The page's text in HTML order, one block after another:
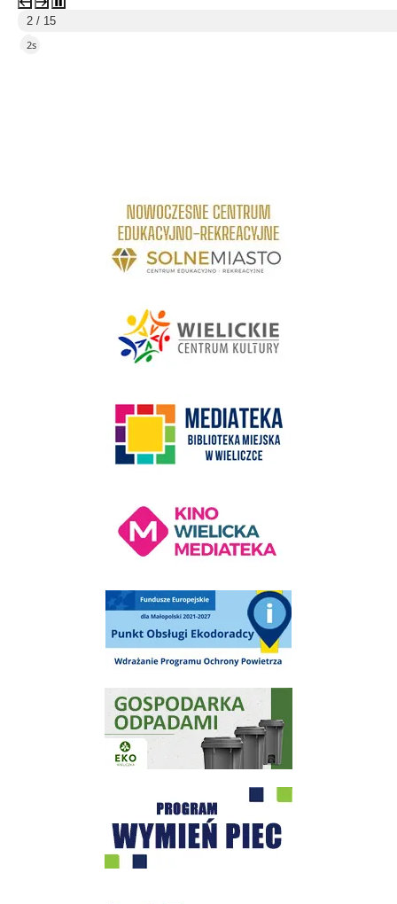
2 / 15
1s
link do strony Centrum Edukacyjno Rekreacyjne
Punkt Obsługi Ekodoradcy Wieliczka
Gospodarka odpadami na terenie Miasta i Gminy Wieliczka
Program "Czyste Powietrze" - Wieliczka